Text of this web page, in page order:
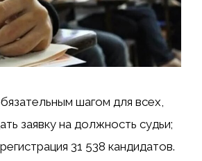
шагом для всех,
заявку на должность судьи;
31 538 кандидатов.